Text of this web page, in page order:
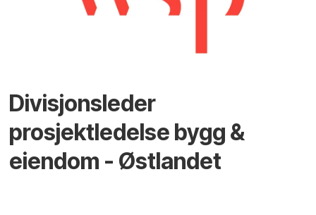
Divisjonsleder
prosjektledelse bygg &
eiendom - Østlandet